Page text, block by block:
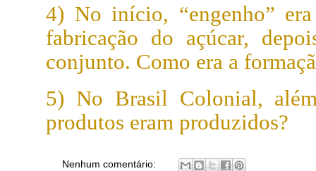
4) No início, “engenho”
fabricação do açúcar,
conjunto. Como era a
5) No Brasil Colonial,
produtos eram produzidos?
Nenhum comentário: